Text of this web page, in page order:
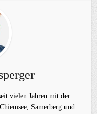
vielen Jahren mit der
Samerberg und